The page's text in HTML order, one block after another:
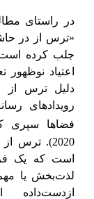
در راستای
«ترس از در
جلب کرده
اعتیاد
دلیل ترس از
رویدادهای
فضاها سپری
2020).
ترس از
است که یک
لذت‌بخش یا